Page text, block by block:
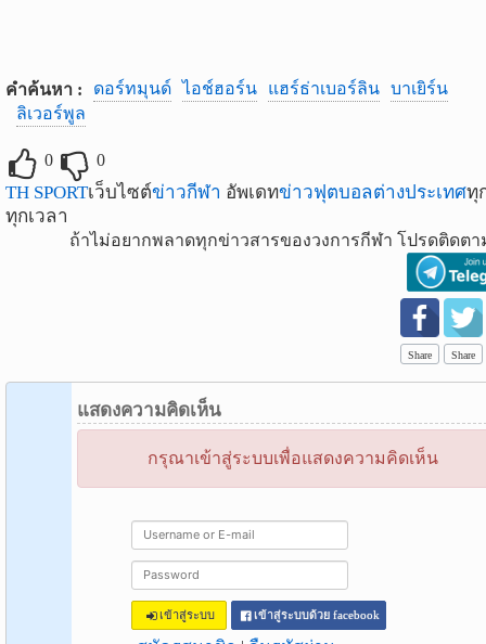
คำค้นหา : ดอร์ทมุนด์ ไอช์ฮอร์น แฮร์ธ่าเบอร์ลิน บาเยิร์น
ลิเวอร์พูล
0 0
TH SPORTเว็บไซต์ข่าวกีฬา อัพเดทข่าวฟุตบอลต่างประเทศทุ
ทุกเวลา
ถ้าไม่อยากพลาดทุกข่าวสารของวงการกีฬา โปรดติดตา
Share Share
แสดงความคิดเห็น
กรุณาเข้าสู่ระบบเพื่อแสดงความคิดเห็น
เข้าสู่ระบบ เข้าสู่ระบบด้วย facebook